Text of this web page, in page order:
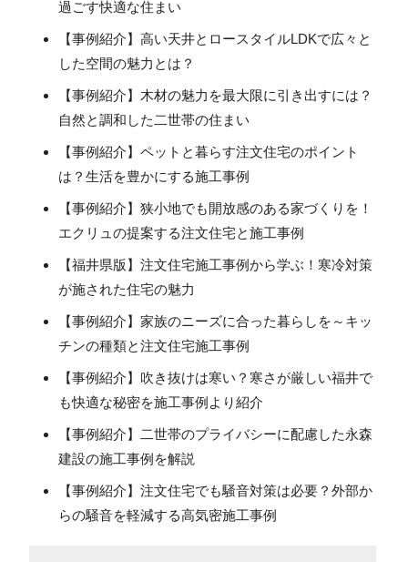
過ごす快適な住まい
【事例紹介】高い天井とロースタイルLDKで広々と
した空間の魅力とは？
【事例紹介】木材の魅力を最大限に引き出すには？
自然と調和した二世帯の住まい
【事例紹介】ペットと暮らす注文住宅のポイント
は？生活を豊かにする施工事例
【事例紹介】狭小地でも開放感のある家づくりを！
エクリュの提案する注文住宅と施工事例
【福井県版】注文住宅施工事例から学ぶ！寒冷対策
が施された住宅の魅力
【事例紹介】家族のニーズに合った暮らしを～キッ
チンの種類と注文住宅施工事例
【事例紹介】吹き抜けは寒い？寒さが厳しい福井で
も快適な秘密を施工事例より紹介
【事例紹介】二世帯のプライバシーに配慮した永森
建設の施工事例を解説
【事例紹介】注文住宅でも騒音対策は必要？外部か
らの騒音を軽減する高気密施工事例